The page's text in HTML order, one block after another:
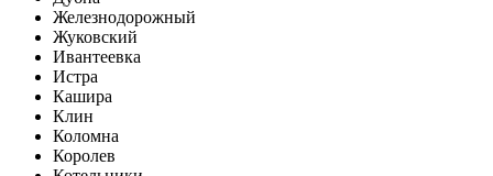
Железнодорожный
Жуковский
Ивантеевка
Истра
Кашира
Клин
Коломна
Королев